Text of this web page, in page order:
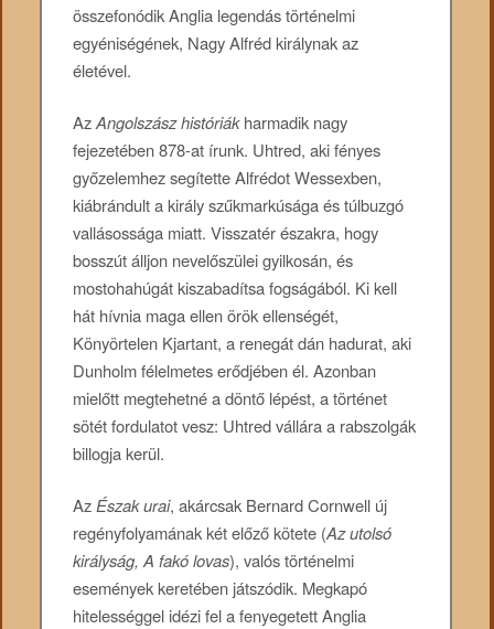
összefonódik Anglia legendás történelmi
egyéniségének, Nagy Alfréd királynak az
életével.
AzAngolszász históriákharmadik nagy
fejezetében 878-at írunk. Uhtred, aki fényes
győzelemhez segítette Alfrédot Wessexben,
kiábrándult a király szűkmarkúsága és túlbuzgó
vallásossága miatt. Visszatér északra, hogy
bosszút álljon nevelőszülei gyilkosán, és
mostohahúgát kiszabadítsa fogságából. Ki kell
hát hívnia maga ellen örök ellenségét,
Könyörtelen Kjartant, a renegát dán hadurat, aki
Dunholm félelmetes erődjében él. Azonban
mielőtt megtehetné a döntő lépést, a történet
sötét fordulatot vesz: Uhtred vállára a rabszolgák
billogja kerül.
Az Észak urai, akárcsak Bernard Cornwell új
regényfolyamának két előző kötete (Az utolsó
királyság, A fakó lovas), valós történelmi
események keretében játszódik. Megkapó
hitelességgel idézi fel a fenyegetett Anglia